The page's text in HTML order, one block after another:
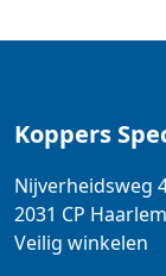
Koppers
Nijverheidsweg
2031 CP Haarlem
Veilig winkelen